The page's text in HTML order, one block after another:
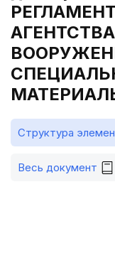
Структура
Весь документ